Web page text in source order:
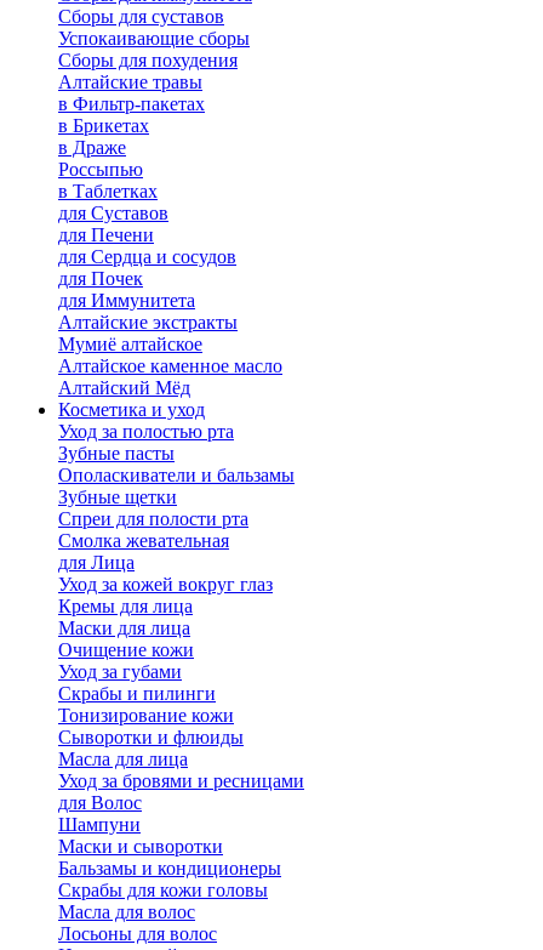
Сборы для суставов
Успокаивающие сборы
Сборы для похудения
Алтайские травы
в Фильтр-пакетах
в Брикетах
в Драже
Россыпью
в Таблетках
для Cуставов
для Печени
для Сердца и сосудов
для Почек
для Иммунитета
Алтайские экстракты
Мумиё алтайское
Алтайское каменное масло
Алтайский Мёд
Косметика и уход
Уход за полостью рта
Зубные пасты
Ополаскиватели и бальзамы
Зубные щетки
Спреи для полости рта
Смолка жевательная
для Лица
Уход за кожей вокруг глаз
Кремы для лица
Маски для лица
Очищение кожи
Уход за губами
Скрабы и пилинги
Тонизирование кожи
Сыворотки и флюиды
Масла для лица
Уход за бровями и ресницами
для Волос
Шампуни
Маски и сыворотки
Бальзамы и кондиционеры
Скрабы для кожи головы
Масла для волос
Лосьоны для волос